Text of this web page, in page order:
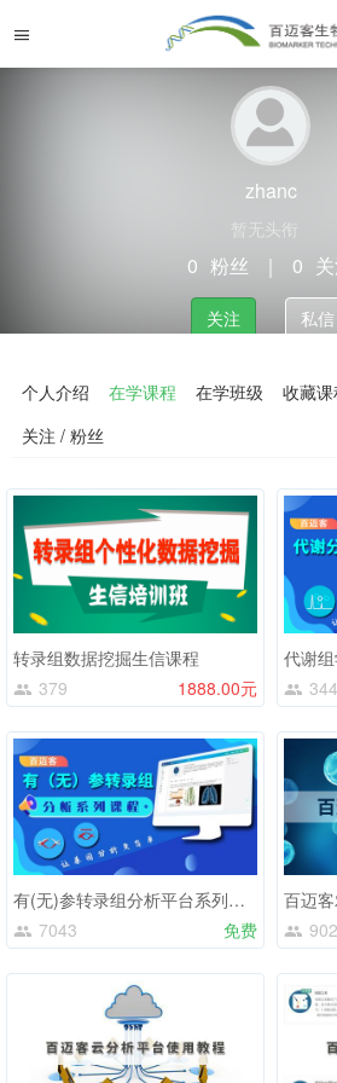
zhanc
暂无头衔
0 粉丝 ｜ 0
关注 私信
个人介绍 在学课程 在学班级 收藏课
关注 / 粉丝
转录组数据挖掘生信课程
379
1888.00元
代谢
有(无)参转录组分析平台系列课程
7043
免费
百迈